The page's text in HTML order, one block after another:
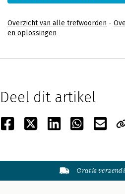
Overzicht van alle trefwoorden -
en oplossingen
Deel dit artikel
Gratis